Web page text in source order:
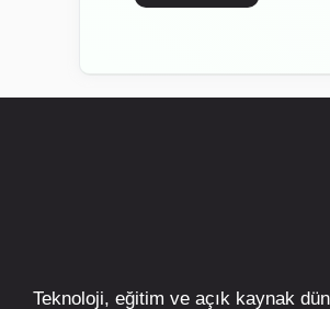
Teknoloji, eğitim ve açık kaynak